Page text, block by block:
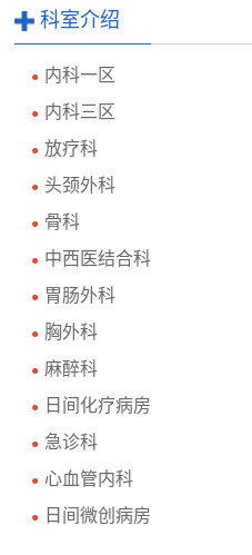
科室介绍
● 内科一区
● 内科三区
● 放疗科
● 头颈外科
● 骨科
● 中西医结合科
● 胃肠外科
● 胸外科
● 麻醉科
● 日间化疗病房
● 急诊科
● 心血管内科
● 日间微创病房